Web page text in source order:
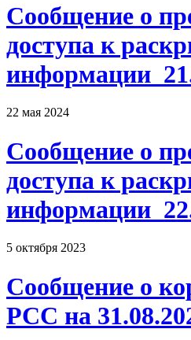
Сообщение о
доступа к
22 мая 2024
Сообщение о
доступа к
5 октября 2023
Сообщение о
РСС на